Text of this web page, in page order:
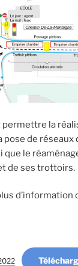
la
de réseaux
que le
de ses trottoirs.
d’information